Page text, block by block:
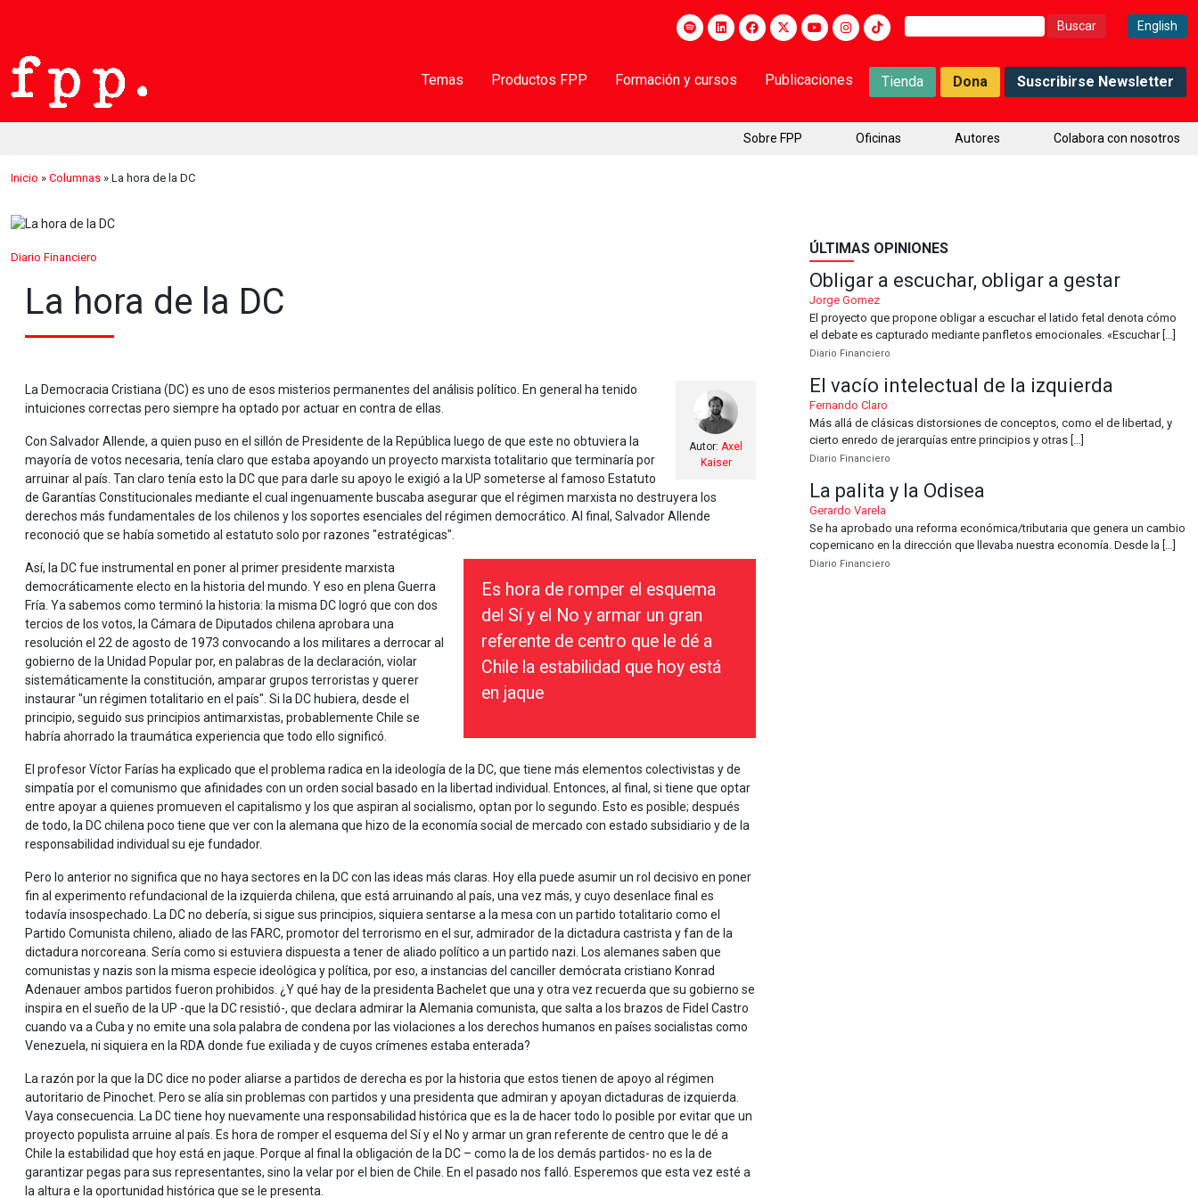
Buscar: English
Temas Productos FPP Formación y cursos Publicaciones Tienda Dona Suscribirse Newsletter
Sobre FPP Oficinas Autores Colabora con nosotros
Inicio » Columnas » La hora de la DC
Diario Financiero
La hora de la DC
Autor: Axel
Kaiser
La Democracia Cristiana (DC) es uno de esos misterios permanentes del análisis político. En general ha tenido
intuiciones correctas pero siempre ha optado por actuar en contra de ellas.
Con Salvador Allende, a quien puso en el sillón de Presidente de la República luego de que este no obtuviera la
mayoría de votos necesaria, tenía claro que estaba apoyando un proyecto marxista totalitario que terminaría por
arruinar al país. Tan claro tenía esto la DC que para darle su apoyo le exigió a la UP someterse al famoso Estatuto
de Garantías Constitucionales mediante el cual ingenuamente buscaba asegurar que el régimen marxista no destruyera los
derechos más fundamentales de los chilenos y los soportes esenciales del régimen democrático. Al final, Salvador Allende
reconoció que se había sometido al estatuto solo por razones "estratégicas".
Es hora de romper el esquema
del Sí y el No y armar un gran
referente de centro que le dé a
Chile la estabilidad que hoy está
en jaque
Así, la DC fue instrumental en poner al primer presidente marxista
democráticamente electo en la historia del mundo. Y eso en plena Guerra
Fría. Ya sabemos como terminó la historia: la misma DC logró que con dos
tercios de los votos, la Cámara de Diputados chilena aprobara una
resolución el 22 de agosto de 1973 convocando a los militares a derrocar al
gobierno de la Unidad Popular por, en palabras de la declaración, violar
sistemáticamente la constitución, amparar grupos terroristas y querer
instaurar "un régimen totalitario en el país". Si la DC hubiera, desde el
principio, seguido sus principios antimarxistas, probablemente Chile se
habría ahorrado la traumática experiencia que todo ello significó.
El profesor Víctor Farías ha explicado que el problema radica en la ideología de la DC, que tiene más elementos colectivistas y de
simpatía por el comunismo que afinidades con un orden social basado en la libertad individual. Entonces, al final, si tiene que optar
entre apoyar a quienes promueven el capitalismo y los que aspiran al socialismo, optan por lo segundo. Esto es posible; después
de todo, la DC chilena poco tiene que ver con la alemana que hizo de la economía social de mercado con estado subsidiario y de la
responsabilidad individual su eje fundador.
Pero lo anterior no significa que no haya sectores en la DC con las ideas más claras. Hoy ella puede asumir un rol decisivo en poner
fin al experimento refundacional de la izquierda chilena, que está arruinando al país, una vez más, y cuyo desenlace final es
todavía insospechado. La DC no debería, si sigue sus principios, siquiera sentarse a la mesa con un partido totalitario como el
Partido Comunista chileno, aliado de las FARC, promotor del terrorismo en el sur, admirador de la dictadura castrista y fan de la
dictadura norcoreana. Sería como si estuviera dispuesta a tener de aliado político a un partido nazi. Los alemanes saben que
comunistas y nazis son la misma especie ideológica y política, por eso, a instancias del canciller demócrata cristiano Konrad
Adenauer ambos partidos fueron prohibidos. ¿Y qué hay de la presidenta Bachelet que una y otra vez recuerda que su gobierno se
inspira en el sueño de la UP -que la DC resistió-, que declara admirar la Alemania comunista, que salta a los brazos de Fidel Castro
cuando va a Cuba y no emite una sola palabra de condena por las violaciones a los derechos humanos en países socialistas como
Venezuela, ni siquiera en la RDA donde fue exiliada y de cuyos crímenes estaba enterada?
La razón por la que la DC dice no poder aliarse a partidos de derecha es por la historia que estos tienen de apoyo al régimen
autoritario de Pinochet. Pero se alía sin problemas con partidos y una presidenta que admiran y apoyan dictaduras de izquierda.
Vaya consecuencia. La DC tiene hoy nuevamente una responsabilidad histórica que es la de hacer todo lo posible por evitar que un
proyecto populista arruine al país. Es hora de romper el esquema del Sí y el No y armar un gran referente de centro que le dé a
Chile la estabilidad que hoy está en jaque. Porque al final la obligación de la DC – como la de los demás partidos- no es la de
garantizar pegas para sus representantes, sino la velar por el bien de Chile. En el pasado nos falló. Esperemos que esta vez esté a
la altura e la oportunidad histórica que se le presenta.
ÚLTIMAS OPINIONES
Obligar a escuchar, obligar a gestar
Jorge Gomez
El proyecto que propone obligar a escuchar el latido fetal denota cómo
el debate es capturado mediante panfletos emocionales. «Escuchar […]
Diario Financiero
El vacío intelectual de la izquierda
Fernando Claro
Más allá de clásicas distorsiones de conceptos, como el de libertad, y
cierto enredo de jerarquías entre principios y otras […]
Diario Financiero
La palita y la Odisea
Gerardo Varela
Se ha aprobado una reforma económica/tributaria que genera un cambio
copernicano en la dirección que llevaba nuestra economía. Desde la […]
Diario Financiero